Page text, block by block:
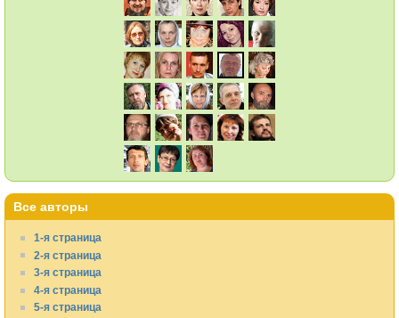
Все авторы
1-я страница
2-я страница
3-я страница
4-я страница
5-я страница